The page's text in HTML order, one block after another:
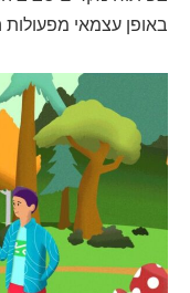
באופן עצמאי